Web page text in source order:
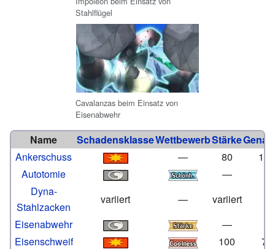
Stahlflügel
Cavalanzas beim Einsatz von
Eisenabwehr
Name SchadensklasseWettbewerbStärke
Ankerschuss
— 80
Autotomie
—
Dyna-
Stahlzacken
variiert — variiert
Eisenabwehr
—
Eisenschweif
100